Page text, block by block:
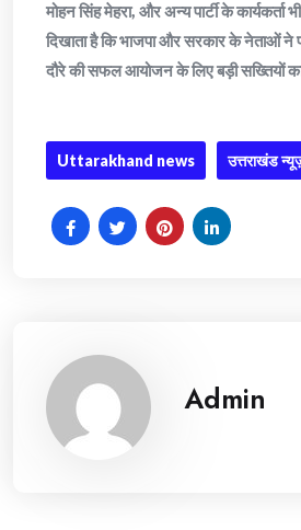
मोहन सिंह मेहरा, और अन्य पार्टी के कार्यकर्ता
दिखाता है कि भाजपा और सरकार के नेताओं ने
दौरे की सफल आयोजन के लिए बड़ी सख्तियों
Uttarakhand news उत्तराखंड
Admin